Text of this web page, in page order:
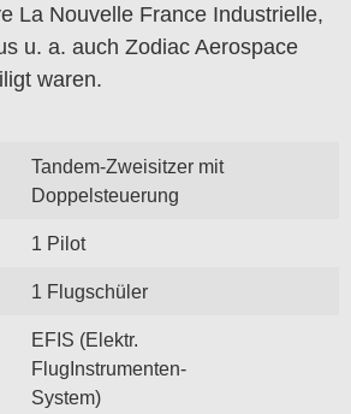
La Nouvelle France Industrielle,
u. a. auch Zodiac Aerospace
waren.
Tandem-Zweisitzer mit
Doppelsteuerung
1 Pilot
1 Flugschüler
EFIS (Elektr.
FlugInstrumenten-
System)